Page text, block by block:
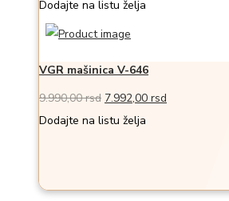
Dodajte na listu želja
VGR mašinica V-646
9.990,00rsd Originalna
cena
9.990,00 rsd.
7.992,00 rsd
Dodajte na listu želja